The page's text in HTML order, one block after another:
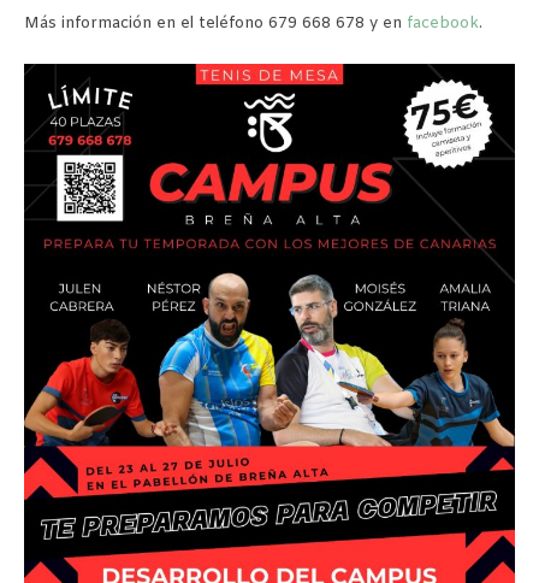
Más información en el teléfono 679 668 678 y en facebook.